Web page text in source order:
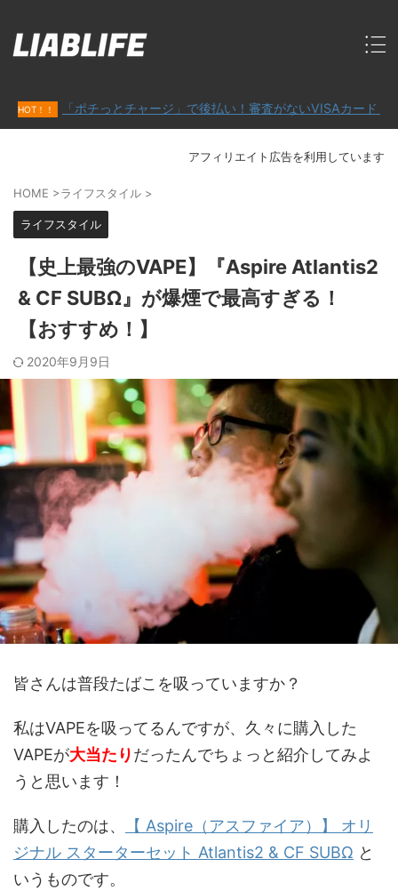
「ポチっとチャージ」で後払い！審査がないVISAカード「バンドルカ
アフィリエイト広告を利用しています
HOME >ライフスタイル >
ライフスタイル
【史上最強のVAPE】『Aspire Atlantis2
& CF SUBΩ』が爆煙で最高すぎる！
【おすすめ！】
2020年9月9日
皆さんは普段たばこを吸っていますか？
私はVAPEを吸ってるんですが、久々に購入した
VAPEが大当たりだったんでちょっと紹介してみよ
うと思います！
購入したのは、
【 Aspire（アスファイア）】 オリ
ジナル スターターセット Atlantis2 & CF SUBΩ と
いうものです。